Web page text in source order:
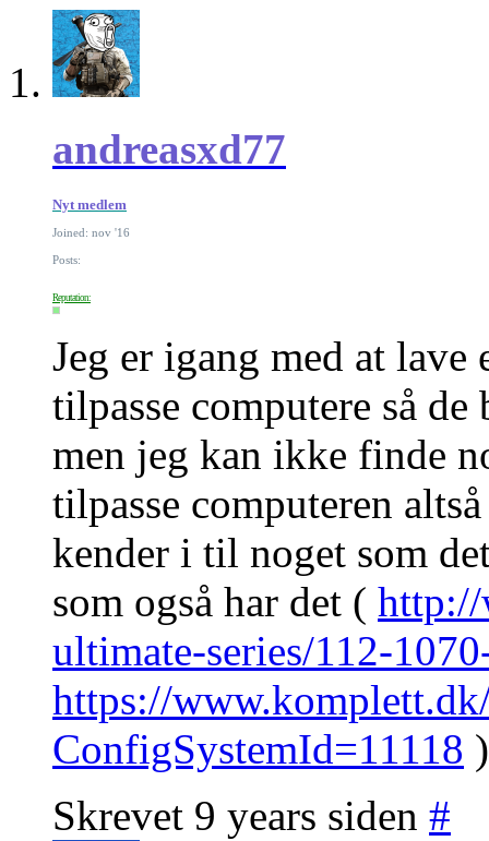
andreasxd77
Nyt medlem
Joined: nov '16
Posts:
Reputation:
Jeg er igang med at
tilpasse computere så
men jeg kan ikke finde
tilpasse computeren
kender i til noget som
som også har det (
ultimate-series/112-
https://
ConfigSystemId=11118 )
Skrevet 9 years siden #